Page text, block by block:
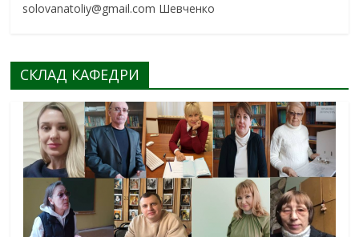
solovanatoliy@gmail.com Шевченко
СКЛАД КАФЕДРИ